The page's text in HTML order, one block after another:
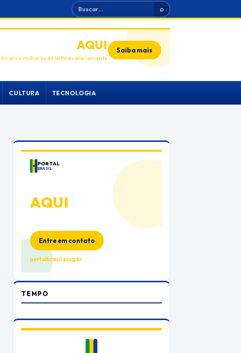
Buscar ⌕
ANUNCIEAQUI
Alcance milhares de leitores diariamente
Saiba mais
CULTURA TECNOLOGIA
PORTAL
BRASIL
AQUI
Espaço premium para sua marca
Entre em contato
portalbrasil.blog.br
TEMPO